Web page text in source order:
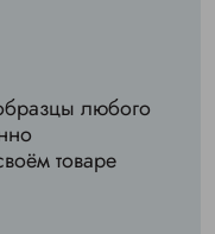
любого
товаре